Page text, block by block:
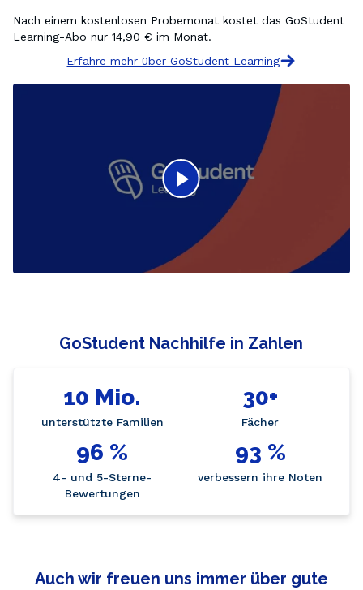
Nach einem kostenlosen Probemonat kostet das GoStudent
Erfahre mehr über GoStudent Learning
GoStudent Nachhilfe in Zahlen
10 Mio.
unterstützte Familien
30+
Fächer
96 %
4- und 5-Sterne-
Bewertungen
93 %
verbessern ihre Noten
Auch wir freuen uns immer über gute